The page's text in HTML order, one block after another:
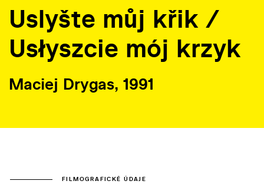
Uslyšte můj křik /
Usłyszcie mój krzyk
Maciej Drygas, 1991
FILMOGRAFICKÉ ÚDAJE